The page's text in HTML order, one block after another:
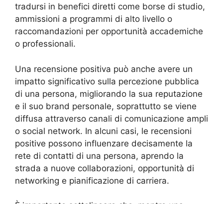
tradursi in benefici diretti come borse di studio,
ammissioni a programmi di alto livello o
raccomandazioni per opportunità accademiche
o professionali.
Una recensione positiva può anche avere un
impatto significativo sulla percezione pubblica
di una persona, migliorando la sua reputazione
e il suo brand personale, soprattutto se viene
diffusa attraverso canali di comunicazione ampli
o social network. In alcuni casi, le recensioni
positive possono influenzare decisamente la
rete di contatti di una persona, aprendo la
strada a nuove collaborazioni, opportunità di
networking e pianificazione di carriera.